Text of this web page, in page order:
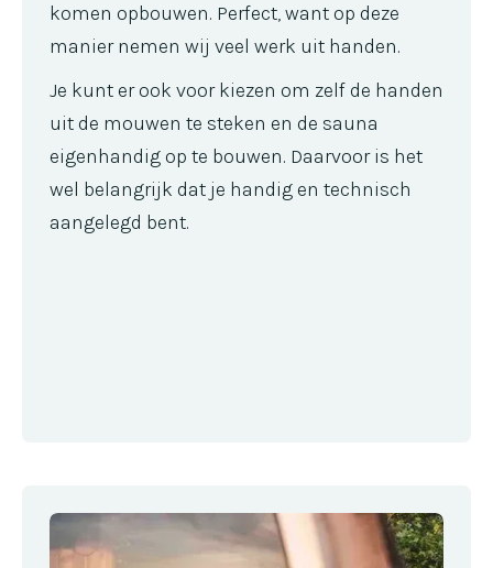
komen opbouwen. Perfect, want op deze
manier nemen wij veel werk uit handen.
Je kunt er ook voor kiezen om zelf de handen
uit de mouwen te steken en de sauna
eigenhandig op te bouwen. Daarvoor is het
wel belangrijk dat je handig en technisch
aangelegd bent.